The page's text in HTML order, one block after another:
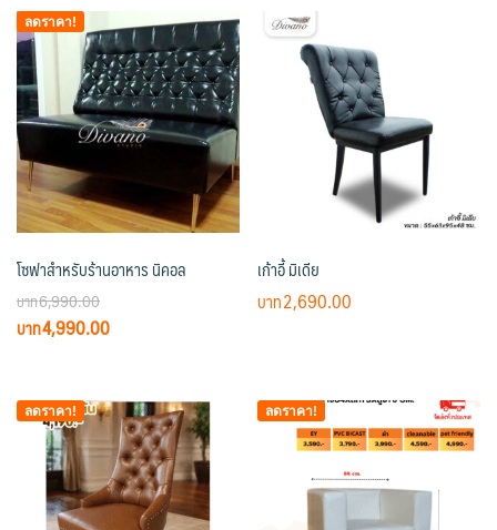
ลดราคา!
โซฟาสำหรับร้านอาหาร นิคอล
6,990.00
Original
฿6,990.00.
4,990.00Current
฿4,990.00.
เก้าอี้ มิเดีย
2,690.00
ลดราคา! ลดราคา!